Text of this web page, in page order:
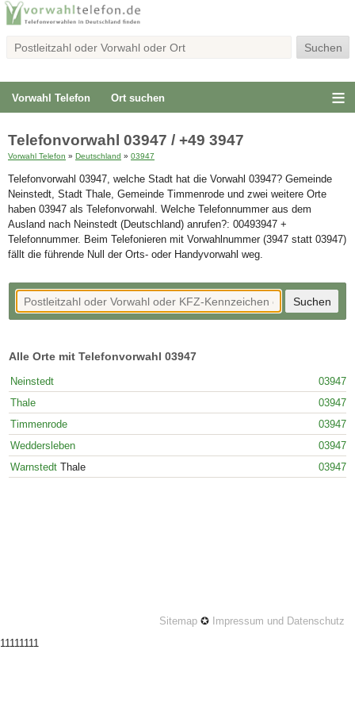
Vorwahl Telefon Ort suchen
Telefonvorwahl 03947 / +49 3947
Vorwahl Telefon » Deutschland » 03947
Telefonvorwahl 03947, welche Stadt hat die Vorwahl 03947? Gemeinde
Neinstedt, Stadt Thale, Gemeinde Timmenrode und zwei weitere Orte
haben 03947 als Telefonvorwahl. Welche Telefonnummer aus dem
Ausland nach Neinstedt (Deutschland) anrufen?: 00493947 +
Telefonnummer. Beim Telefonieren mit Vorwahlnummer (3947 statt 03947)
fällt die führende Null der Orts- oder Handyvorwahl weg.
Alle Orte mit Telefonvorwahl 03947
Neinstedt
03947
Thale
03947
Timmenrode
03947
Weddersleben
03947
Warnstedt Thale 03947
Sitemap ✪ Impressum und Datenschutz
11111111